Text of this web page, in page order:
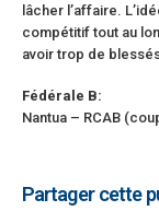
lâcher l’affaire.
compétitif tout au
avoir trop de
Fédérale B:
Nantua – RCAB
Partager cette